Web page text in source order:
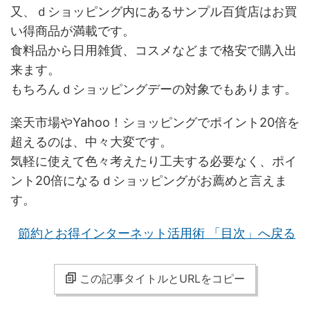
又、ｄショッピング内にあるサンプル百貨店はお買
い得商品が満載です。
食料品から日用雑貨、コスメなどまで格安で購入出
来ます。
もちろんｄショッピングデーの対象でもあります。
楽天市場やYahoo！ショッピングでポイント20倍を
超えるのは、中々大変です。
気軽に使えて色々考えたり工夫する必要なく、ポイ
ント20倍になるｄショッピングがお薦めと言えま
す。
節約とお得インターネット活用術 「目次」へ戻る
この記事タイトルとURLをコピー